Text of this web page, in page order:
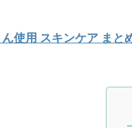
使用 スキンケア まと